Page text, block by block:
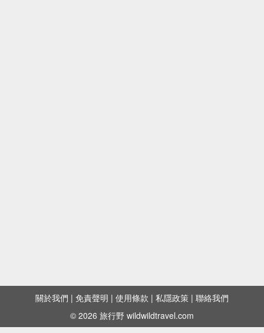
關於我們 | 免責聲明 | 使用條款 | 私隱政策 | 聯絡我們
© 2026 旅行野 wildwildtravel.com